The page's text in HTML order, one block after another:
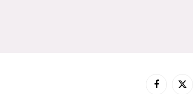
FacebookX